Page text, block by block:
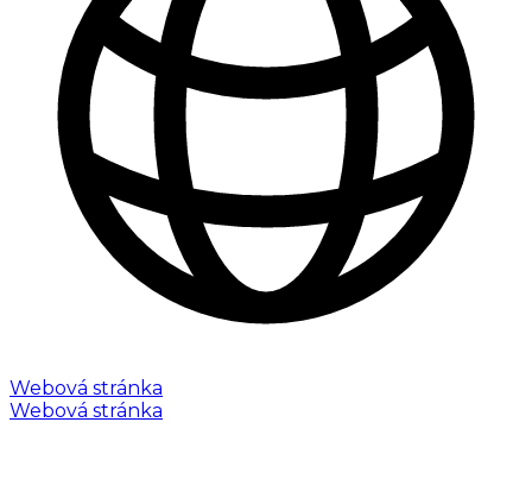
Webová stránka
Webová stránka